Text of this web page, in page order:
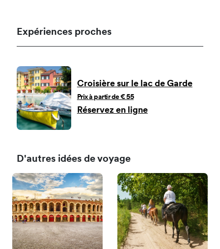
Expériences proches
Croisière sur le lac de Garde
Prix à partir de € 55
Réservez en ligne
D'autres idées de voyage